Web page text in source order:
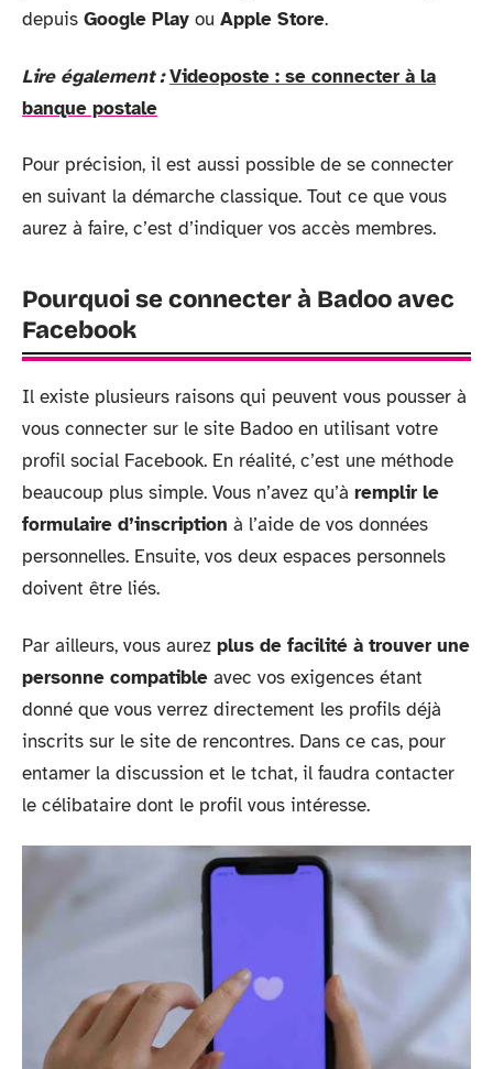
depuis Google Play ou Apple Store.
Lire également : Videoposte : se connecter à la
banque postale
Pour précision, il est aussi possible de se connecter
en suivant la démarche classique. Tout ce que vous
aurez à faire, c’est d’indiquer vos accès membres.
Pourquoi se connecter à Badoo avec
Facebook
Il existe plusieurs raisons qui peuvent vous pousser à
vous connecter sur le site Badoo en utilisant votre
profil social Facebook. En réalité, c’est une méthode
beaucoup plus simple. Vous n’avez qu’à remplir le
formulaire d’inscription à l’aide de vos données
personnelles. Ensuite, vos deux espaces personnels
doivent être liés.
Par ailleurs, vous aurez plus de facilité à trouver une
personne compatible avec vos exigences étant
donné que vous verrez directement les profils déjà
inscrits sur le site de rencontres. Dans ce cas, pour
entamer la discussion et le tchat, il faudra contacter
le célibataire dont le profil vous intéresse.